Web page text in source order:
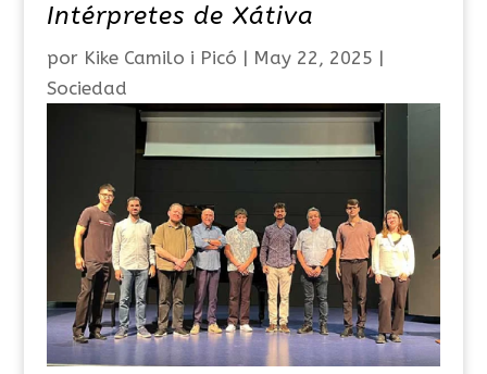
Intérpretes de Xátiva
por Kike Camilo i Picó | May 22, 2025 |
Sociedad